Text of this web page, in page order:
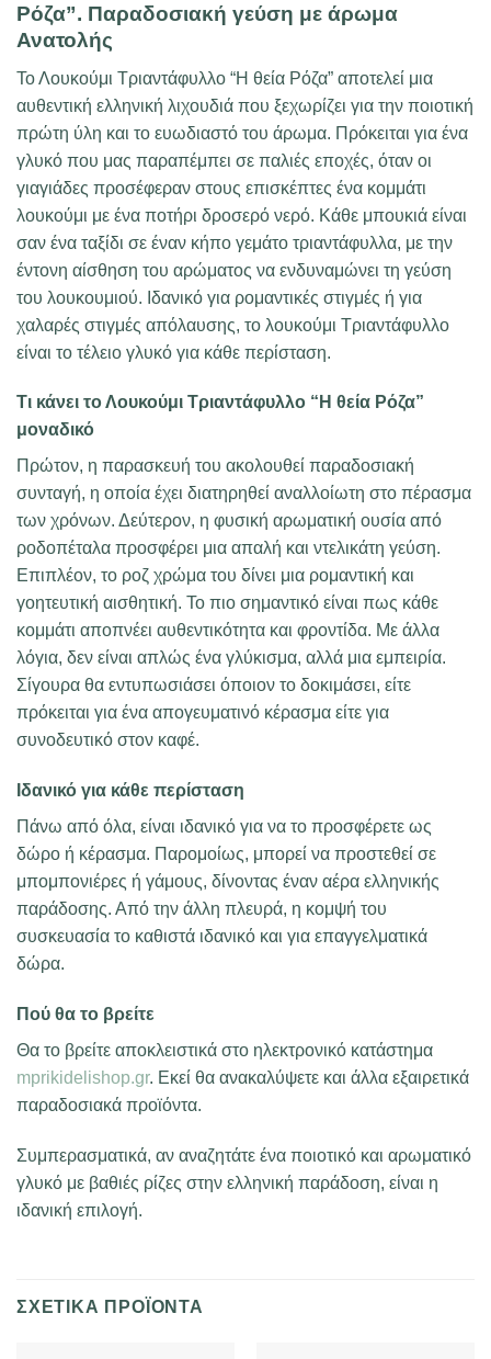
Ρόζα”. Παραδοσιακή γεύση με άρωμα
Ανατολής
Το Λουκούμι Τριαντάφυλλο “Η θεία Ρόζα” αποτελεί μια
αυθεντική ελληνική λιχουδιά που ξεχωρίζει για την ποιοτική
πρώτη ύλη και το ευωδιαστό του άρωμα. Πρόκειται για ένα
γλυκό που μας παραπέμπει σε παλιές εποχές, όταν οι
γιαγιάδες προσέφεραν στους επισκέπτες ένα κομμάτι
λουκούμι με ένα ποτήρι δροσερό νερό. Κάθε μπουκιά είναι
σαν ένα ταξίδι σε έναν κήπο γεμάτο τριαντάφυλλα, με την
έντονη αίσθηση του αρώματος να ενδυναμώνει τη γεύση
του λουκουμιού. Ιδανικό για ρομαντικές στιγμές ή για
χαλαρές στιγμές απόλαυσης, το λουκούμι Τριαντάφυλλο
είναι το τέλειο γλυκό για κάθε περίσταση.
Τι κάνει το Λουκούμι Τριαντάφυλλο “Η θεία Ρόζα”
μοναδικό
Πρώτον, η παρασκευή του ακολουθεί παραδοσιακή
συνταγή, η οποία έχει διατηρηθεί αναλλοίωτη στο πέρασμα
των χρόνων. Δεύτερον, η φυσική αρωματική ουσία από
ροδοπέταλα προσφέρει μια απαλή και ντελικάτη γεύση.
Επιπλέον, το ροζ χρώμα του δίνει μια ρομαντική και
γοητευτική αισθητική. Το πιο σημαντικό είναι πως κάθε
κομμάτι αποπνέει αυθεντικότητα και φροντίδα. Με άλλα
λόγια, δεν είναι απλώς ένα γλύκισμα, αλλά μια εμπειρία.
Σίγουρα θα εντυπωσιάσει όποιον το δοκιμάσει, είτε
πρόκειται για ένα απογευματινό κέρασμα είτε για
συνοδευτικό στον καφέ.
Ιδανικό για κάθε περίσταση
Πάνω από όλα, είναι ιδανικό για να το προσφέρετε ως
δώρο ή κέρασμα. Παρομοίως, μπορεί να προστεθεί σε
μπομπονιέρες ή γάμους, δίνοντας έναν αέρα ελληνικής
παράδοσης. Από την άλλη πλευρά, η κομψή του
συσκευασία το καθιστά ιδανικό και για επαγγελματικά
δώρα.
Πού θα το βρείτε
Θα το βρείτε αποκλειστικά στο ηλεκτρονικό κατάστημα
mprikidelishop.gr. Εκεί θα ανακαλύψετε και άλλα εξαιρετικά
παραδοσιακά προϊόντα.
Συμπερασματικά, αν αναζητάτε ένα ποιοτικό και αρωματικό
γλυκό με βαθιές ρίζες στην ελληνική παράδοση, είναι η
ιδανική επιλογή.
ΣΧΕΤΙΚΆ ΠΡΟΪΌΝΤΑ